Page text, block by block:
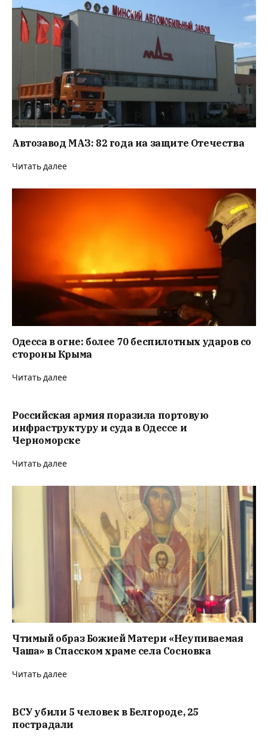
Автозавод МАЗ: 82 года на защите Отечества
Читать далее
Одесса в огне: более 70 беспилотных ударов со
стороны Крыма
Читать далее
Российская армия поразила портовую
инфраструктуру и суда в Одессе и
Черноморске
Читать далее
Чтимый образ Божией Матери «Неупиваемая
Чаша» в Спасском храме села Сосновка
Читать далее
ВСУ убили 5 человек в Белгороде, 25
пострадали